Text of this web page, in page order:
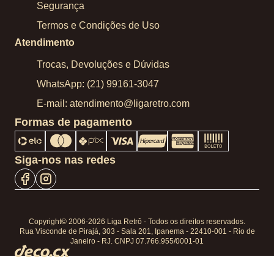
Segurança
Termos e Condições de Uso
Atendimento
Trocas, Devoluções e Dúvidas
WhatsApp: (21) 99161-3047
E-mail: atendimento@ligaretro.com
Formas de pagamento
Siga-nos nas redes
Copyright© 2006-2026 Liga Retrô - Todos os direitos reservados.
Rua Visconde de Pirajá, 303 - Sala 201, Ipanema - 22410-001 - Rio de
Janeiro - RJ. CNPJ 07.766.955/0001-01